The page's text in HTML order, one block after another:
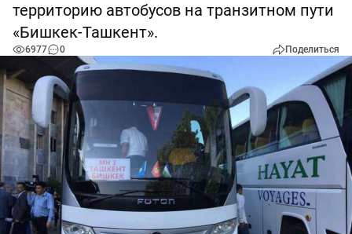
территорию автобусов на транзитном пути
«Бишкек-Ташкент».
6977 0 Поделиться